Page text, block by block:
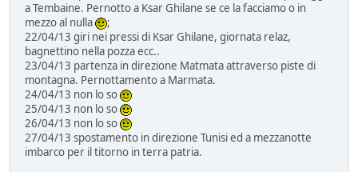
a Tembaine. Pernotto a Ksar Ghilane se ce la facciamo o in
mezzo al nulla
;
22/04/13 giri nei pressi di Ksar Ghilane, giornata relaz,
bagnettino nella pozza ecc..
23/04/13 partenza in direzione Matmata attraverso piste di
montagna. Pernottamento a Marmata.
24/04/13 non lo so
25/04/13 non lo so
26/04/13 non lo so
27/04/13 spostamento in direzione Tunisi ed a mezzanotte
imbarco per il titorno in terra patria.